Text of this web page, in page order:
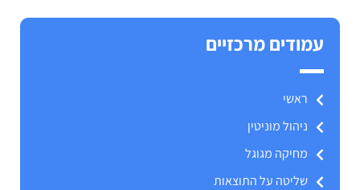
עמודים מרכזיים
ראשי
ניהול מוניטין
מחיקה מגוגל
שליטה על התוצאות